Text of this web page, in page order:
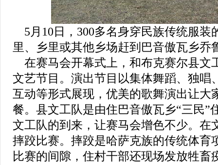
5月10日，300多名身穿民族传统服装
里、乡里或其他乡场赶到巴音傲瓦乡乔
在赛马会开幕式上，和布克赛尔县文
文艺节目。演出节目以集体舞蹈、独唱
互动等形式展现，优美的歌舞演出让大
餐。县文工队是由住巴音傲瓦乡“三民”
文工队的到来，让赛马会增色不少。在
摔跤比赛。摔跤是哈萨克族的传统体育
比赛的间隙，住村干部还现场发放牲畜